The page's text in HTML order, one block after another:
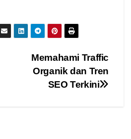
Memahami Traffic
Organik dan Tren
SEO Terkini